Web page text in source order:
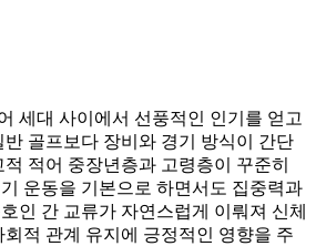
세대 사이에서 선풍적인 인기를 얻고
골프보다 장비와 경기 방식이 간단
적어 중장년층과 고령층이 꾸준히
운동을 기본으로 하면서도 집중력과
인 간 교류가 자연스럽게 이뤄져 신체
적 관계 유지에 긍정적인 영향을 주